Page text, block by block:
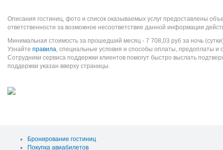
Описания гостиниц, фото и список оказываемых услуг предоставлены
ответственности за возможное несоответствие данной информации
Минимальная стоимость за прошедший месяц - 7 708,03 руб за ночь
Узнайте правила, специальные условия и способы оплаты, предоплаты и
Сотрудники сервиса поддержки клиентов помогут быстро выслать
поддержки указан вверху страницы.
Бронирование гостиниц
Покупка авиабилетов